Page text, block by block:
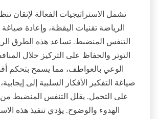
تشمل الاستراتيجيات الفعالة لإتقان
الرياضة تقنيات اليقظة، وإعادة صياغة
التنفس المنضبط. تساعد هذه الطرق
التوتر والحفاظ على التركيز خلال
الوعي بالعواطف، مما يسمح بتحكم
صياغة التفكير الأفكار السلبية إلى
على التحمل. يقلل التنفس المنضبط من
الهدوء والوضوح. يؤدي تنفيذ هذه